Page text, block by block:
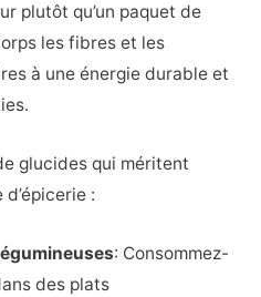
plutôt qu’un paquet de
les fibres et les
à une énergie durable et
glucides qui méritent
:
: Consommez-
des plats